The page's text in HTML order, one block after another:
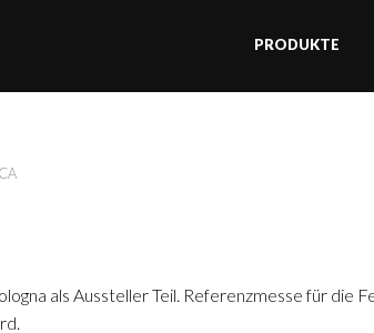
PRODUKTE
als Aussteller Teil. Referenzmesse für die